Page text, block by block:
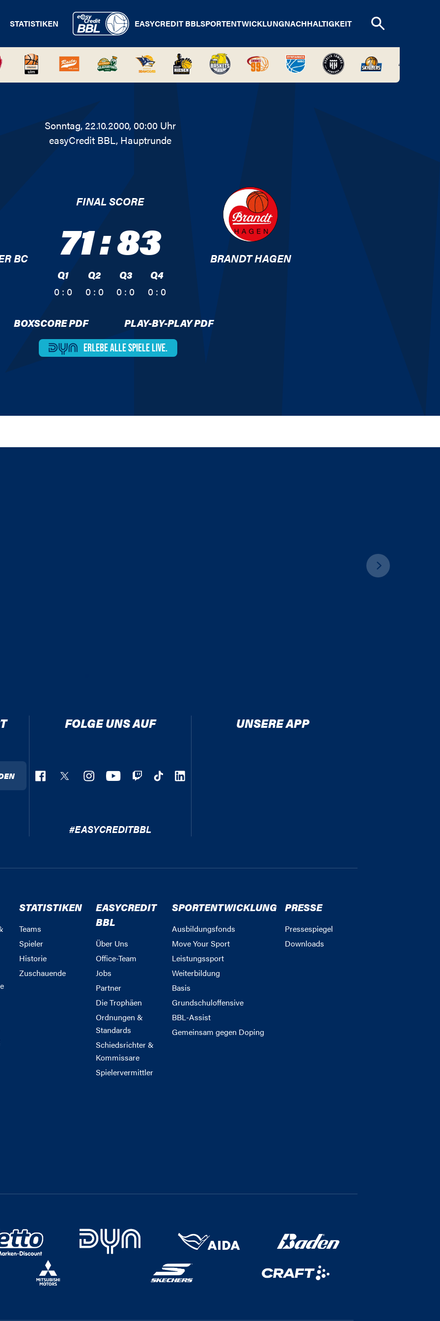
STATISTIKEN EASYCREDIT BBLSPORTENTWICKLUNGNACHHALTIGKEIT
Sonntag, 22.10.2000, 00:00 Uhr
easyCredit BBL, Hauptrunde
BC
FINAL SCORE
71:83
Q1
0 : 0
Q2
0 : 0
Q3
0 : 0
Q4
0 : 0
BRANDT HAGEN
BOXSCORE PDF PLAY-BY-PLAY PDF
ERLEBE ALLESPIELE LIVE.
FOLGE UNS AUF
#EASYCREDITBBL
UNSERE APP
STATISTIKEN
Teams
Spieler
Historie
Zuschauende
EASYCREDIT
BBL
Über Uns
Office-Team
Jobs
Partner
Die Trophäen
Ordnungen &
Standards
Schiedsrichter &
Kommissare
Spielervermittler
SPORTENTWICKLUNG
Ausbildungsfonds
Move Your Sport
Leistungssport
Weiterbildung
Basis
Grundschuloffensive
BBL-Assist
Gemeinsam gegen Doping
PRESSE
Pressespiegel
Downloads